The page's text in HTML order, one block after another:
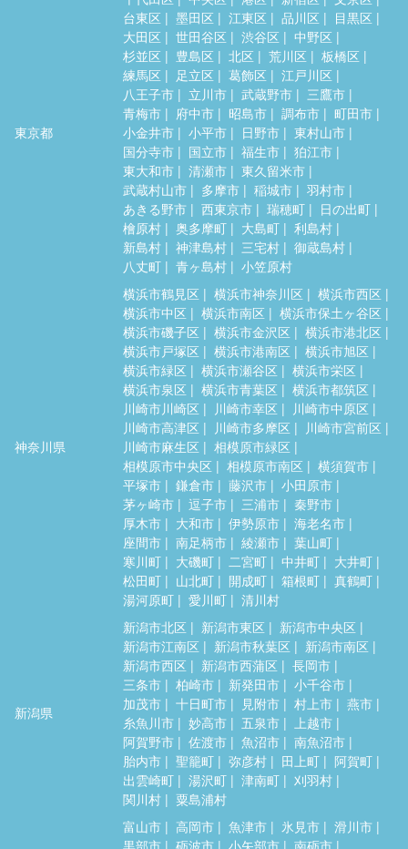
東京都
台東区
墨田区 江東区 品川区
目黒区
大田区
世田谷区 渋谷区
中野区
杉並区
豊島区 北区 荒川区
板橋区
練馬区
足立区 葛飾区
江戸川区
八王子市
立川市 武蔵野市
三鷹市
青梅市
府中市 昭島市 調布市
町田市
小金井市
小平市 日野市
東村山市
国分寺市
国立市 福生市
狛江市
東大和市
清瀬市
東久留米市
武蔵村山市
多摩市 稲城市
羽村市
あきる野市
西東京市 瑞穂町
日の出町
檜原村
奥多摩町 大島町
利島村
新島村
神津島村 三宅村
御蔵島村
八丈町
青ヶ島村 小笠原村
神奈川県
横浜市鶴見区 横浜市神奈川区
横浜市西区
横浜市中区
横浜市南区
横浜市保土ヶ谷区
横浜市磯子区
横浜市金沢区
横浜市港北区
横浜市戸塚区
横浜市港南区
横浜市旭区
横浜市緑区
横浜市瀬谷区
横浜市栄区
横浜市泉区
横浜市青葉区
横浜市都筑区
川崎市川崎区
川崎市幸区
川崎市中原区
川崎市高津区
川崎市多摩区
川崎市宮前区
川崎市麻生区
相模原市緑区
相模原市中央区
相模原市南区
横須賀市
平塚市
鎌倉市 藤沢市
小田原市
茅ヶ崎市
逗子市 三浦市
秦野市
厚木市
大和市 伊勢原市
海老名市
座間市
南足柄市 綾瀬市
葉山町
寒川町
大磯町 二宮町 中井町
大井町
松田町
山北町 開成町 箱根町
真鶴町
湯河原町
愛川町 清川村
新潟県
新潟市北区 新潟市東区
新潟市中央区
新潟市江南区
新潟市秋葉区
新潟市南区
新潟市西区
新潟市西蒲区
長岡市
三条市
柏崎市 新発田市
小千谷市
加茂市
十日町市 見附市 村上市
燕市
糸魚川市
妙高市 五泉市
上越市
阿賀野市
佐渡市 魚沼市
南魚沼市
胎内市
聖籠町 弥彦村 田上町
阿賀町
出雲崎町
湯沢町 津南町
刈羽村
関川村
粟島浦村
富山市 高岡市 魚津市 氷見市
滑川市
黒部市
砺波市 小矢部市
南砺市